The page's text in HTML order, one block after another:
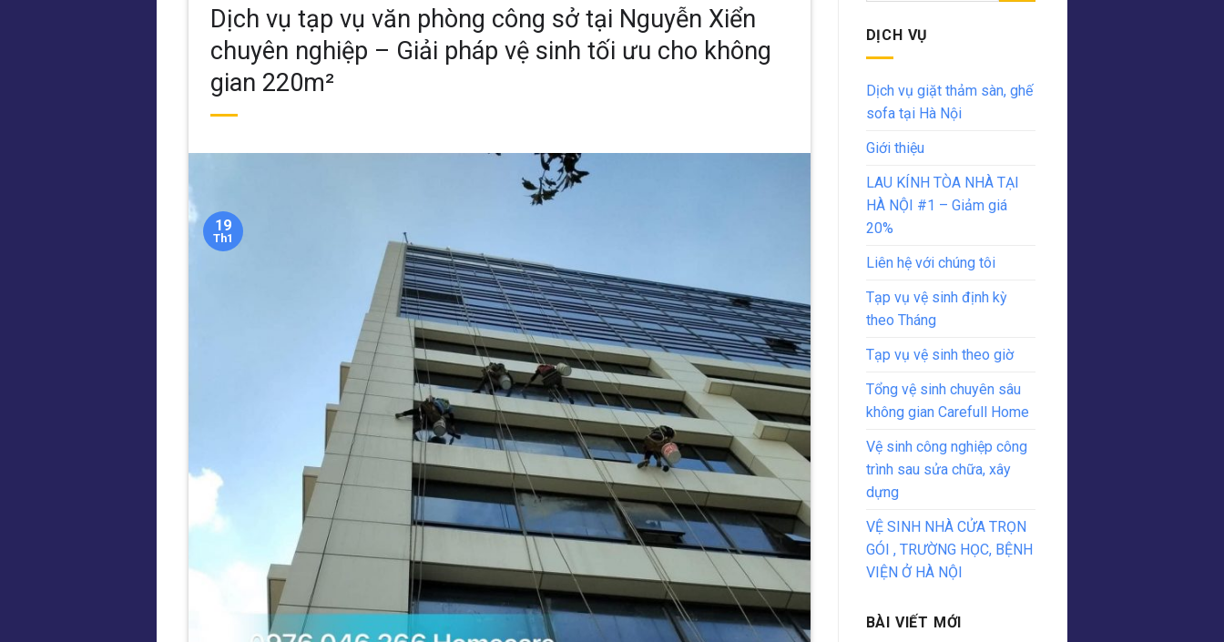
Dịch vụ tạp vụ văn phòng công sở tại Nguyễn Xiển
chuyên nghiệp – Giải pháp vệ sinh tối ưu cho không
gian 220m²
19
Th1
DỊCH VỤ
Dịch vụ giặt thảm sàn, ghế
sofa tại Hà Nội
Giới thiệu
LAU KÍNH TÒA NHÀ TẠI
HÀ NỘI #1 – Giảm giá
20%
Liên hệ với chúng tôi
Tạp vụ vệ sinh định kỳ
theo Tháng
Tạp vụ vệ sinh theo giờ
Tổng vệ sinh chuyên sâu
không gian Carefull Home
Vệ sinh công nghiệp công
trình sau sửa chữa, xây
dựng
VỆ SINH NHÀ CỬA TRỌN
GÓI , TRƯỜNG HỌC, BỆNH
VIỆN Ở HÀ NỘI
BÀI VIẾT MỚI